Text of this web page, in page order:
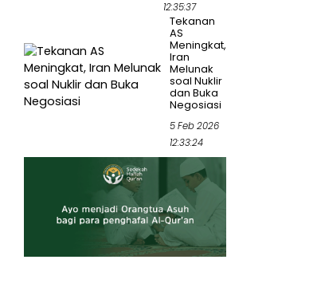
12:35:37
Tekanan
AS
Meningkat,
Iran
Melunak
soal Nuklir
dan Buka
Negosiasi
5 Feb 2026
12:33:24